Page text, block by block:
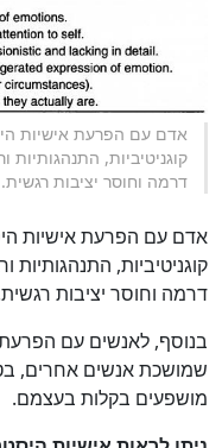
אדם עם הפרעת אישיות
קוגניטיביות, התנהגותיות
דרמה וחוסר יציבות רגשית.
אדם עם הפרעת אישיות
קוגניטיביות, התנהגותיות
דרמה וחוסר יציבות
בנוסף, לאנשים עם הפרעת
שמושכת אנשים אחרים,
מושפעים בקלות בעצמם.